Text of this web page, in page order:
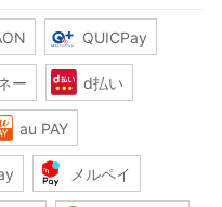
QUICPay
ー d払い
au PAY
メルペイ